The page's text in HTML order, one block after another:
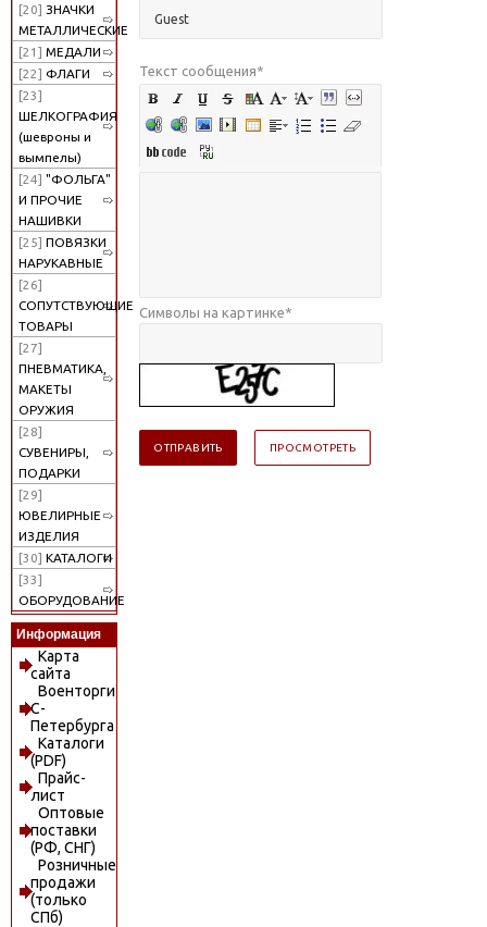
[20] ЗНАЧКИ
МЕТАЛЛИЧЕСКИЕ
[21] МЕДАЛИ
[22] ФЛАГИ
[23]
ШЕЛКОГРАФИЯ
(шевроны и
вымпелы)
[24] "ФОЛЬГА"
И ПРОЧИЕ
НАШИВКИ
[25] ПОВЯЗКИ
НАРУКАВНЫЕ
[26]
СОПУТСТВУЮЩИЕ
ТОВАРЫ
[27]
ПНЕВМАТИКА,
МАКЕТЫ
ОРУЖИЯ
[28]
СУВЕНИРЫ,
ПОДАРКИ
[29]
ЮВЕЛИРНЫЕ
ИЗДЕЛИЯ
[30] КАТАЛОГИ
[33]
ОБОРУДОВАНИЕ
Информация
Карта
сайта
Военторги
С-
Петербурга
Каталоги
(PDF)
Прайс-
лист
Оптовые
поставки
(РФ, СНГ)
Розничные
продажи
(только
СПб)
Текст сообщения*
Символы на картинке*